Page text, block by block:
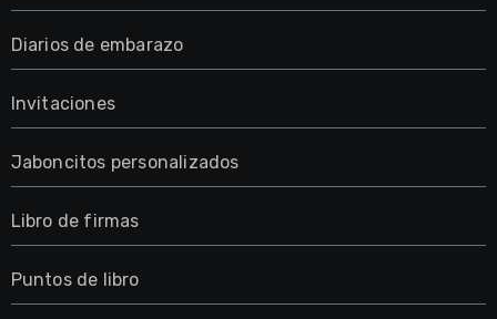
Diarios de embarazo
Invitaciones
Jaboncitos personalizados
Libro de firmas
Puntos de libro